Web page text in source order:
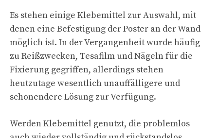
Es stehen einige Klebemittel zur Auswahl, mit
denen eine Befestigung der Poster an der Wand
möglich ist. In der Vergangenheit wurde häufig
zu Reißzwecken, Tesafilm und Nägeln für die
Fixierung gegriffen, allerdings stehen
heutzutage wesentlich unauffälligere und
schonendere Lösung zur Verfügung.
Werden Klebemittel genutzt, die problemlos